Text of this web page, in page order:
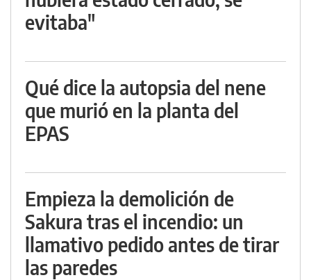
evitaba"
Qué dice la autopsia del nene
que murió en la planta del
EPAS
Empieza la demolición de
Sakura tras el incendio: un
llamativo pedido antes de tirar
las paredes